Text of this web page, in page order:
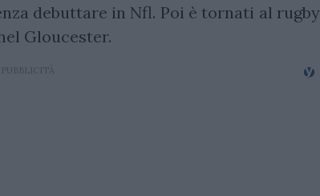
debuttare in Nfl. Poi è tornati al rugby
Gloucester.